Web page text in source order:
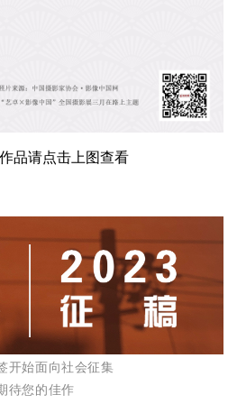
品请点击上图查看
开始面向社会征集
待您的佳作